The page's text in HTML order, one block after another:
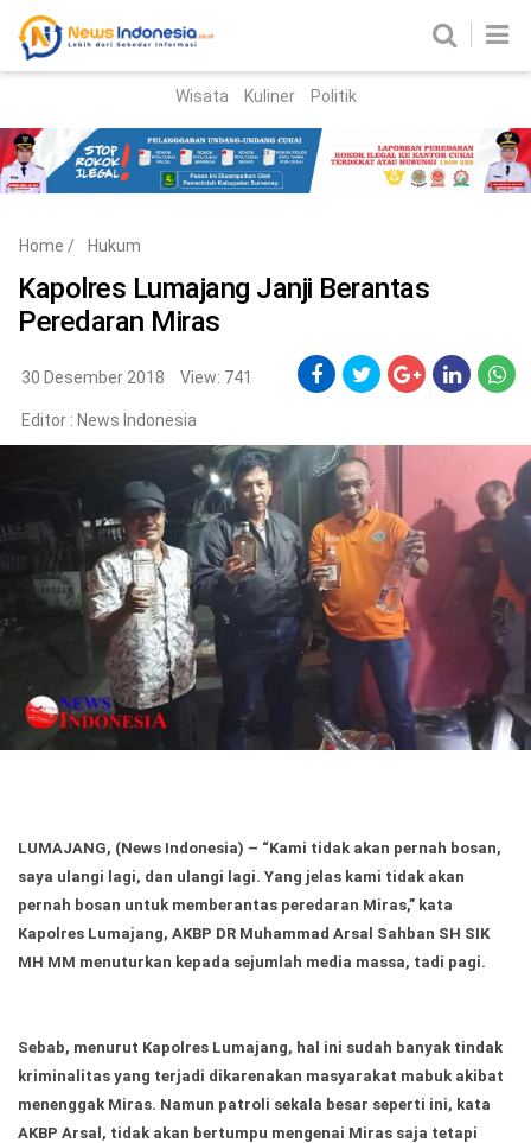
Parlemen
News Madura
Nasional
Peristiwa
Hukum Kriminal
Politik
Gaya Hidup
Kuliner
Otomotif
Iptek
Teknologi
SosBud
Sosial Budaya
Ekonomi Olahraga
Indeks Birokrasi
Wisata Kuliner Politik
Home / Hukum
Kapolres Lumajang Janji Berantas
Peredaran Miras
30 Desember 2018 View: 741
Editor : News Indonesia
LUMAJANG, (News Indonesia) – “Kami tidak akan pernah bosan,
saya ulangi lagi, dan ulangi lagi. Yang jelas kami tidak akan
pernah bosan untuk memberantas peredaran Miras,” kata
Kapolres Lumajang, AKBP DR Muhammad Arsal Sahban SH SIK
MH MM menuturkan kepada sejumlah media massa, tadi pagi.
Sebab, menurut Kapolres Lumajang, hal ini sudah banyak tindak
kriminalitas yang terjadi dikarenakan masyarakat mabuk akibat
menenggak Miras. Namun patroli sekala besar seperti ini, kata
AKBP Arsal, tidak akan bertumpu mengenai Miras saja tetapi